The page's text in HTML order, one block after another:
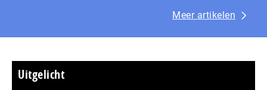
Meer artikelen
Uitgelicht